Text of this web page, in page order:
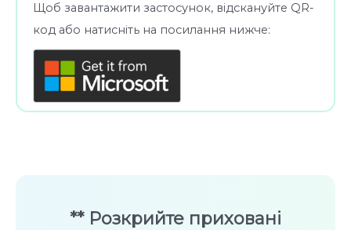
Щоб завантажити застосунок, відскануйте QR-
код або натисніть на посилання нижче:
** Розкрийте приховані